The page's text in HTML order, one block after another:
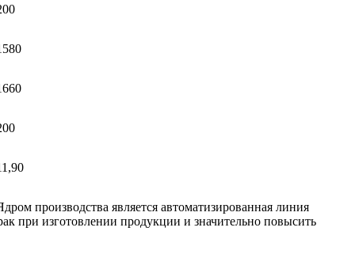
производства является автоматизированная линия
при изготовлении продукции и значительно повысить